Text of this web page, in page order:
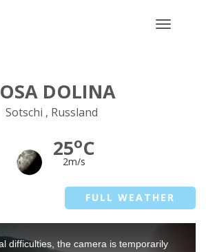
Toggle
DOLINA
Sotschi , Russland
25oC
2m/s
FULL WEATHER
difficulties, the camera is temporarily